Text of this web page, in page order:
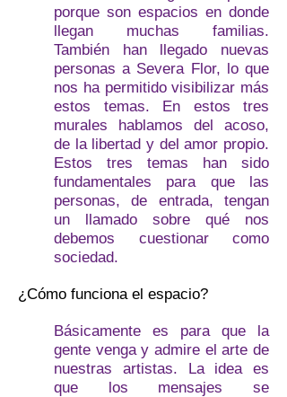
porque son espacios en donde
llegan muchas familias.
También han llegado nuevas
personas a Severa Flor, lo que
nos ha permitido visibilizar más
estos temas. En estos tres
murales hablamos del acoso,
de la libertad y del amor propio.
Estos tres temas han sido
fundamentales para que las
personas, de entrada, tengan
un llamado sobre qué nos
debemos cuestionar como
sociedad.
¿Cómo funciona el espacio?
Básicamente es para que la
gente venga y admire el arte de
nuestras artistas. La idea es
que los mensajes se